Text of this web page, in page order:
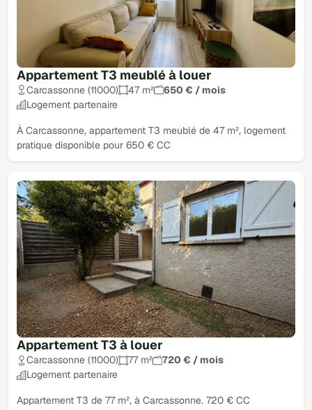
Appartement T3 meublé à louer
Carcassonne (11000) 47 m²
650 € / mois
Logement partenaire
À Carcassonne, appartement T3 meublé de 47 m², logement
pratique disponible pour 650 € CC
Appartement T3 à louer
Carcassonne (11000) 77 m²
720 € / mois
Logement partenaire
Appartement T3 de 77 m², à Carcassonne. 720 € CC